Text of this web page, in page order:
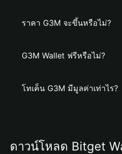
ราคา G3M จะขึ้นหรือไม่?
G3M Wallet ฟรีหรือไม่?
โทเค็น G3M มีมูลค่าเท่าไร?
ดาวน์โหลด Bitget